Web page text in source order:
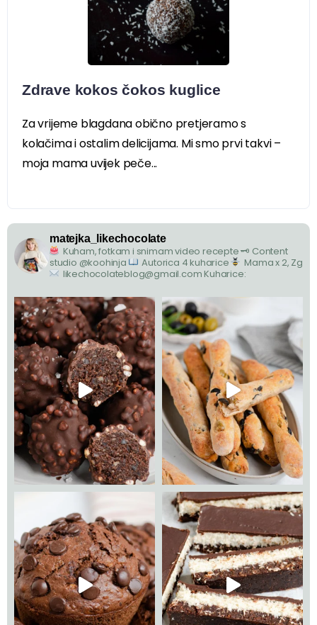
Zdrave kokos čokos kuglice
Za vrijeme blagdana obično pretjeramo s
kolačima i ostalim delicijama. Mi smo prvi takvi –
moja mama uvijek peče...
matejka_likechocolate
Kuham, fotkam i snimam video recepte🗝 Content
studio @koohinja
Autorica 4 kuharice
Mama x 2, Zg
likechocolateblog@gmail.com Kuharice: